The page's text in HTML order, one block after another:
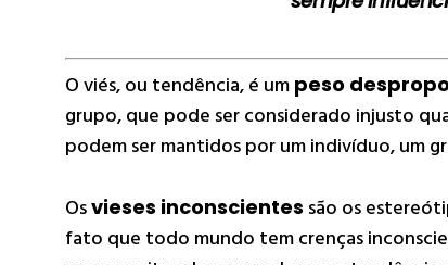
O viés, ou tendência, é um peso
grupo, que pode ser considerado injusto
podem ser mantidos por um indivíduo, um
Osvieses inconscientes são os
fato que todo mundo tem crenças